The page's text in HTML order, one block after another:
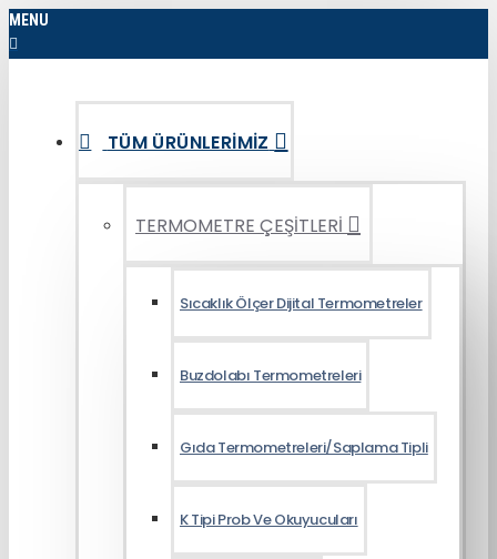
MENU
TÜM ÜRÜNLERIMIZ
TERMOMETRE ÇEŞİTLERİ
Sıcaklık Ölçer Dijital Termometreler
Buzdolabı Termometreleri
Gıda Termometreleri/Saplama Tipli
K Tipi Prob Ve Okuyucuları